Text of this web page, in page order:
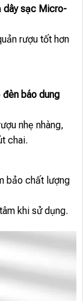
dây sạc Micro-
rượu tốt hơn
đèn báo dung
nhẹ nhàng,
chai.
bảo chất lượng
khi sử dụng.